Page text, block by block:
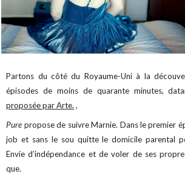
Partons du côté du Royaume-Uni à la
épisodes de moins de quarante minutes,
proposée par Arte. ,
Pure propose de suivre Marnie. Dans le premier
job et sans le sou quitte le domicile parental
Envie d’indépendance et de voler de ses
que.